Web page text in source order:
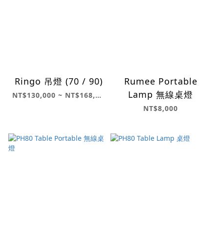
Ringo 吊燈 (70 / 90)
NT$130,000 ~ NT$168,000
Rumee Portable
Lamp 無線桌燈
NT$8,000